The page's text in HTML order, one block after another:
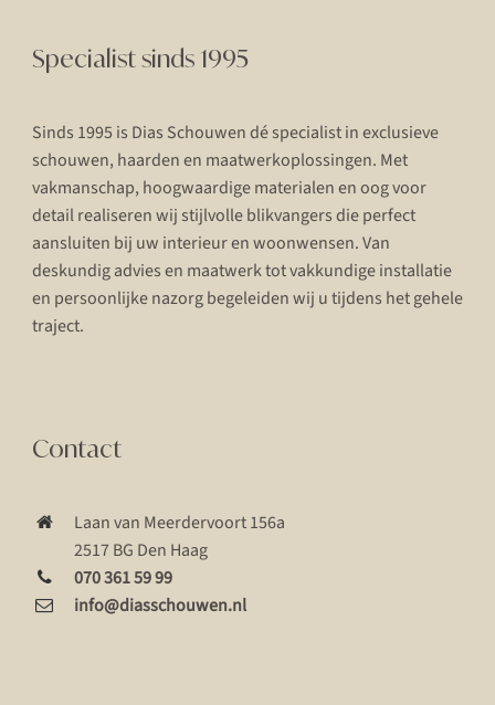
Specialist sinds 1995
Sinds 1995 is Dias Schouwen dé specialist in exclusieve
schouwen, haarden en maatwerkoplossingen. Met
vakmanschap, hoogwaardige materialen en oog voor
detail realiseren wij stijlvolle blikvangers die perfect
aansluiten bij uw interieur en woonwensen. Van
deskundig advies en maatwerk tot vakkundige installatie
en persoonlijke nazorg begeleiden wij u tijdens het gehele
traject.
Contact
Laan van Meerdervoort 156a
2517 BG Den Haag
070 361 59 99
info@diasschouwen.nl